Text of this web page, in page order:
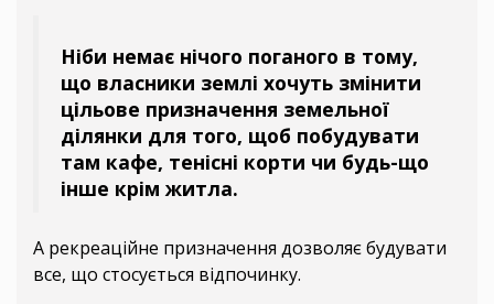
Ніби немає нічого поганого в тому,
що власники землі хочуть змінити
цільове призначення земельної
ділянки для того, щоб побудувати
там кафе, тенісні корти чи будь-що
інше крім житла.
А рекреаційне призначення дозволяє будувати
все, що стосується відпочинку.